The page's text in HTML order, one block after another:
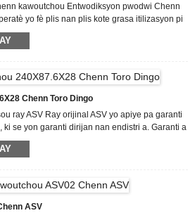
kawoutchou Entwodiksyon pwodwi Chenn
yo fè plis nan plis kote grasa itilizasyon pi
dirabilite, fleksibilite, pèfòmans ak efikasite
ak kantite chenn sou tè a nan kondisyon
ekstèn espesyalman formulé. Gwo kantite...
Chenn Toro Dingo
ray ASV Ray orijinal ASV yo apiye pa garanti
ki se yon garanti dirijan nan endistri a. Garanti a
epi li gen ladan premye e sèl garanti kont
machin yo. Ray ASV yo dirab Ray
entegre ki reziste pike, koupe ak detire.
ASV